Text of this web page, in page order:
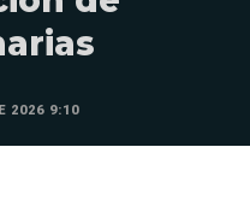
2026 9:10